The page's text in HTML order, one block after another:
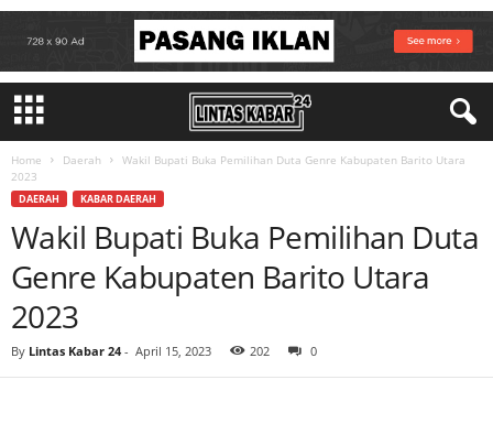
Home Daerah
Wakil Bupati Buka Pemilihan Duta Genre Kabupaten Barito Utara
2023
DAERAH KABAR DAERAH
Wakil Bupati Buka Pemilihan Duta
Genre Kabupaten Barito Utara
2023
By Lintas Kabar 24- April 15, 2023 202 0